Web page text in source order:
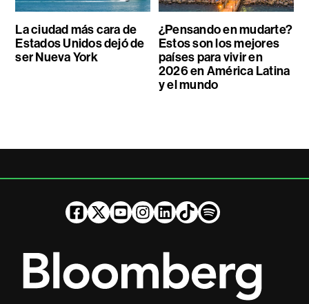
La ciudad más cara de
Estados Unidos dejó de
ser Nueva York
¿Pensando en mudarte?
Estos son los mejores
países para vivir en
2026 en América Latina
y el mundo